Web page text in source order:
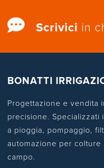
Scrivici in
BONATTI
Progettazione e vendita
precisione. Specializzati
a pioggia, pompaggio,
automazione per
campo.